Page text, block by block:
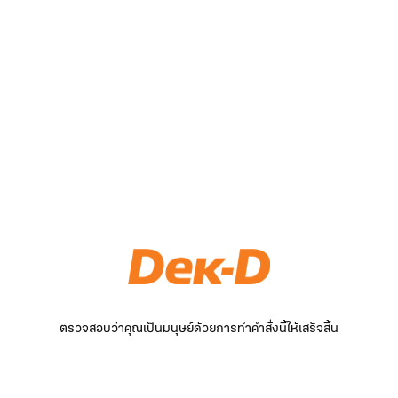
ตรวจสอบว่าคุณเป็นมนุษย์ด้วยการทำคำสั่งนี้ให้เสร็จสิ้น